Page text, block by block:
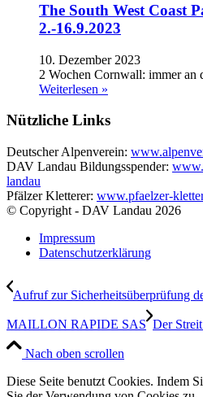
The South West Coast
2.-16.9.2023
10. Dezember 2023
2 Wochen Cornwall: immer
Weiterlesen »
Nützliche Links
Deutscher Alpenverein:
DAV Landau Bildungsspender:
landau
Pfälzer Kletterer: www.pfaelzer-
© Copyright - DAV Landau 2026
Impressum
Datenschutzerklärung
Aufruf zur Sicherheitsüberprüfung
MAILLON RAPIDE SAS Der
Nach oben scrollen
Diese Seite benutzt Cookies. Indem